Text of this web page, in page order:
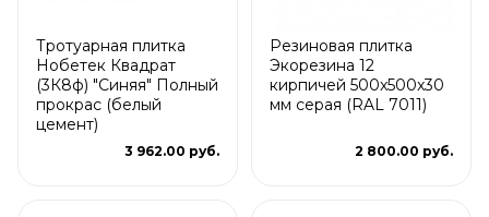
Тротуарная плитка
Нобетек Квадрат
(3К8ф) "Синяя" Полный
прокрас (белый
цемент)
3 962.00 руб.
Резиновая плитка
Экорезина 12
кирпичей 500x500x30
мм серая (RAL 7011)
2 800.00 руб.